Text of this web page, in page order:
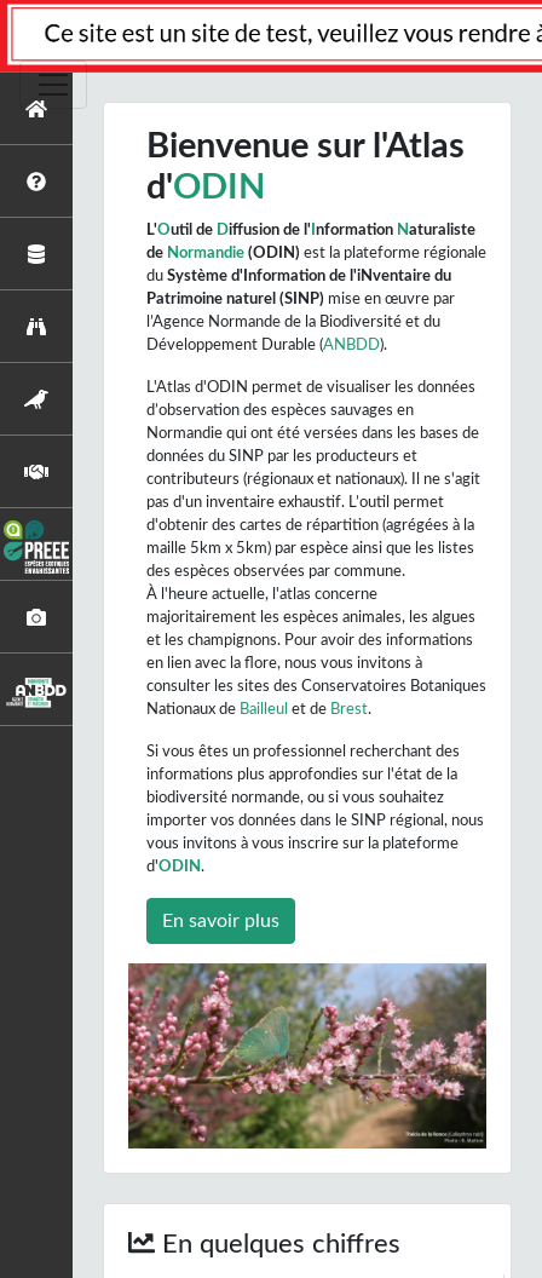
Bienvenue sur l'Atlas
d'ODIN
L'Outil de Diffusion de l' nformation Naturaliste
de Normandie (ODIN) est la plateforme régionale
du Système d'Information de l'iNventaire du
Patrimoine naturel (SINP) mise en œuvre par
l’Agence Normande de la Biodiversité et du
Développement Durable (ANBDD).
L'Atlas d'ODIN permet de visualiser les données
d’observation des espèces sauvages en
Normandie qui ont été versées dans les bases de
données du SINP par les producteurs et
contributeurs (régionaux et nationaux). Il ne s'agit
pas d'un inventaire exhaustif. L’outil permet
d'obtenir des cartes de répartition (agrégées à la
maille 5km x 5km) par espèce ainsi que les listes
des espèces observées par commune.
À l'heure actuelle, l'atlas concerne
majoritairement les espèces animales, les algues
et les champignons. Pour avoir des informations
en lien avec la flore, nous vous invitons à
consulter les sites des Conservatoires Botaniques
Nationaux de Bailleul et de Brest.
Si vous êtes un professionnel recherchant des
informations plus approfondies sur l'état de la
biodiversité normande, ou si vous souhaitez
importer vos données dans le SINP régional, nous
vous invitons à vous inscrire sur la plateforme
d'ODIN.
En savoir plus
En quelques chiffres